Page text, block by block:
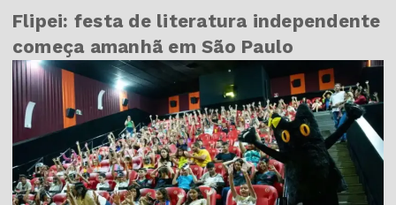
Flipei: festa de literatura independente
começa amanhã em São Paulo